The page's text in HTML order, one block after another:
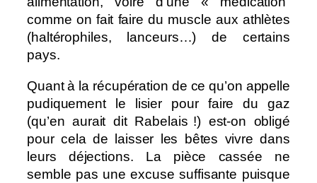
comme on fait faire du muscle aux athlètes
(haltérophiles, lanceurs…) de certains
pays.
Quant à la récupération de ce qu’on appelle
pudiquement le lisier pour faire du gaz
(qu’en aurait dit Rabelais !) est-on obligé
pour cela de laisser les bêtes vivre dans
leurs déjections. La pièce cassée ne
semble pas une excuse suffisante puisque